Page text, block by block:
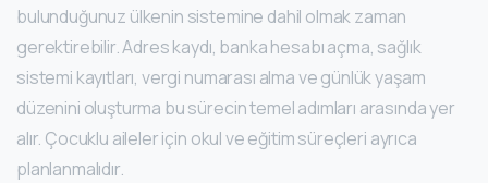
bulunduğunuz ülkenin sistemine dahil olmak zaman
gerektirebilir. Adres kaydı, banka hesabı açma, sağlık
sistemi kayıtları, vergi numarası alma ve günlük yaşam
düzenini oluşturma bu sürecin temel adımları arasında yer
alır. Çocuklu aileler için okul ve eğitim süreçleri ayrıca
planlanmalıdır.